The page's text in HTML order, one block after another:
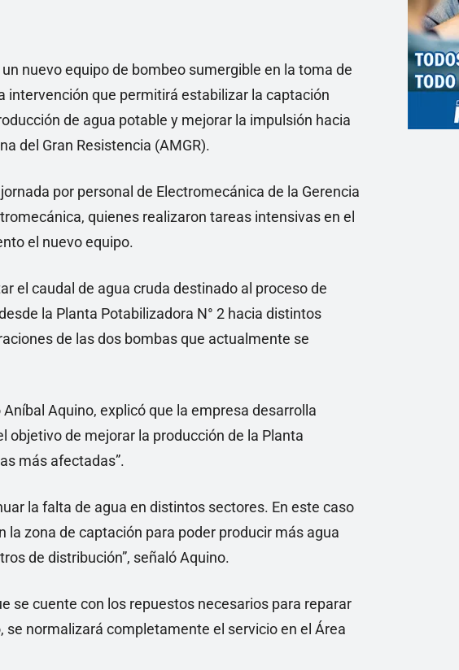
nuevo equipo de bombeo sumergible en la toma de
intervención que permitirá estabilizar la captación
de agua potable y mejorar la impulsión hacia
del Gran Resistencia (AMGR).
por personal de Electromecánica de la Gerencia
quienes realizaron tareas intensivas en el
el nuevo equipo.
el caudal de agua cruda destinado al proceso de
la Planta Potabilizadora N° 2 hacia distintos
de las dos bombas que actualmente se
Aquino, explicó que la empresa desarrolla
objetivo de mejorar la producción de la Planta
más afectadas”.
la falta de agua en distintos sectores. En este caso
zona de captación para poder producir más agua
de distribución”, señaló Aquino.
se cuente con los repuestos necesarios para reparar
se normalizará completamente el servicio en el Área